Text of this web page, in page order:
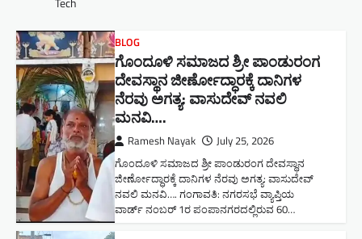
BLOG
ಗೊಂದೂಳಿ ಸಮಾಜದ ಶ್ರೀ ಪಾಂಡುರಂಗ
ದೇವಸ್ಥಾನ ಜೀರ್ಣೋದ್ಧಾರಕ್ಕೆ ದಾನಿಗಳ
ನೆರವು ಅಗತ್ಯ: ವಾಸುದೇವ್ ನವಲಿ
ಮನವಿ​….
Ramesh Nayak July 25, 2026
ಗೊಂದೂಳಿ ಸಮಾಜದ ಶ್ರೀ ಪಾಂಡುರಂಗ ದೇವಸ್ಥಾನ
ಜೀರ್ಣೋದ್ಧಾರಕ್ಕೆ ದಾನಿಗಳ ನೆರವು ಅಗತ್ಯ: ವಾಸುದೇವ್
ನವಲಿ ಮನವಿ​…. ಗಂಗಾವತಿ: ​ನಗರಸಭೆ ವ್ಯಾಪ್ತಿಯ
ವಾರ್ಡ್ ನಂಬರ್ 1ರ ಪಂಪಾನಗರದಲ್ಲಿರುವ 60…